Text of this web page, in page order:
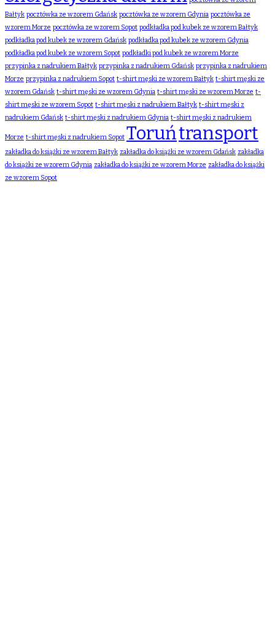
Bałtyk pocztówka ze wzorem Gdańsk pocztówka ze wzorem Gdynia pocztówka ze
wzorem Morze pocztówka ze wzorem Sopot podkładka pod kubek ze wzorem Bałtyk
podkładka pod kubek ze wzorem Gdańsk podkładka pod kubek ze wzorem Gdynia
podkładka pod kubek ze wzorem Sopot podkładki pod kubek ze wzorem Morze
przypinka z nadrukiem Bałtyk przypinka z nadrukiem Gdańsk przypinka z nadrukiem
Morze przypinka z nadrukiem Sopot t-shirt męski ze wzorem Bałtyk t-shirt męski ze
wzorem Gdańsk t-shirt męski ze wzorem Gdynia t-shirt męski ze wzorem Morze t-
shirt męski ze wzorem Sopot t-shirt męski z nadrukiem Bałtyk t-shirt męski z
nadrukiem Gdańsk t-shirt męski z nadrukiem Gdynia t-shirt męski z nadrukiem
Morze t-shirt męski z nadrukiem Sopot Toruńtransport
zakładka do książki ze wzorem Bałtyk zakładka do książki ze wzorem Gdańsk zakładka
do książki ze wzorem Gdynia zakładka do książki ze wzorem Morze zakładka do książki
ze wzorem Sopot